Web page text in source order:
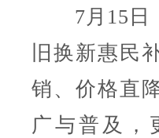
7月15日，
旧换新惠民
销、价格直
广与普及，